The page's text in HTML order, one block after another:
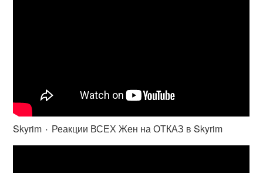
Skyrim ٠ Реакции ВСЕХ Жен на ОТКАЗ в Skyrim